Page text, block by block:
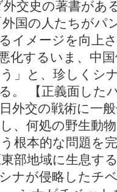
交史の著書があ
国の人たちがパ
イメージを向上
化するいま、中
」と、珍しくシ
。 【正義面した
外交の戦術に一
、何処の野生動
根本的な問題を
部地域に生息す
ナが侵略したチ